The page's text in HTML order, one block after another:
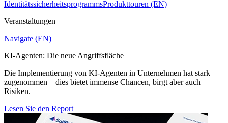
IdentitätssicherheitsprogrammsProdukttouren (EN)
Veranstaltungen
Navigate (EN)
KI-Agenten: Die neue Angriffsfläche
Die Implementierung von KI-Agenten in Unternehmen hat stark
zugenommen – dies bietet immense Chancen, birgt aber auch
Risiken.
Lesen Sie den Report